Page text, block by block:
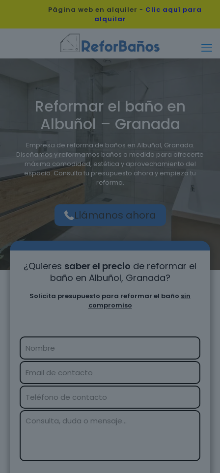
Página web en alquiler - Clic aquí para
alquilar
Reformar el baño en
Albuñol – Granada
Empresa de reforma de baños en Albuñol, Granada.
Diseñamos y reformamos baños a medida para ofrecerte
máxima comodidad, estética y aprovechamiento del
espacio. Consulta tu presupuesto ahora y empieza tu
reforma.
Llámanos ahora
¿Quieres saber el precio de reformar el
baño en Albuñol, Granada?
Solicita presupuesto para reformar el baño sin
compromiso